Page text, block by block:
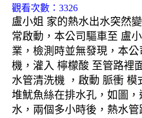
觀看次數：3326
盧小姐 家的熱水出水突然
常啟動，本公司驅車至 盧
業，檢測時並無發現，本
機，灌入 檸檬酸 至管路裡
水管清洗機 ，啟動 脈衝 模
堆魷魚絲在排水孔，如圖
水，兩個多小時後，熱水